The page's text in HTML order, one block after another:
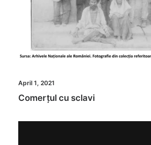
April 1, 2021
Comerțul cu sclavi